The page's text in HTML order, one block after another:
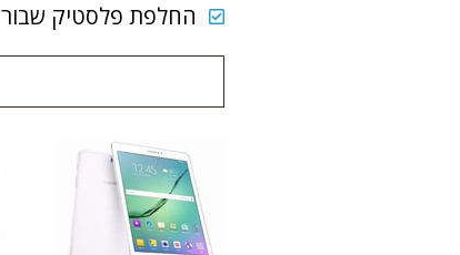
החלפת פלסטיק שבור